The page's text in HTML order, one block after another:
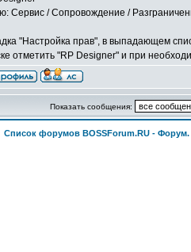
Сервис / Сопровождение /
"Настройка прав", в выпадающем
отметить "RP Designer" и при
Показать сообщения:
Список форумов BOSSForum.RU -